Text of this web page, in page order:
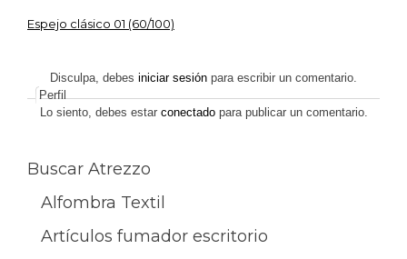
Navegación
de
entradas
Espejo clásico 01 (60/100)
Disculpa, debes iniciar sesión para escribir un comentario.
Perfil
Lo siento, debes estar conectadopara publicar un comentario.
Buscar Atrezzo
Alfombra Textil
Artículos fumador escritorio